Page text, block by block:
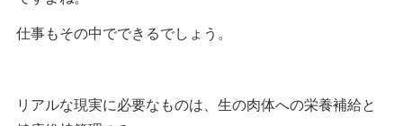
仕事もその中でできるでしょう。
リアルな現実に必要なものは、生の肉体への栄養補給と